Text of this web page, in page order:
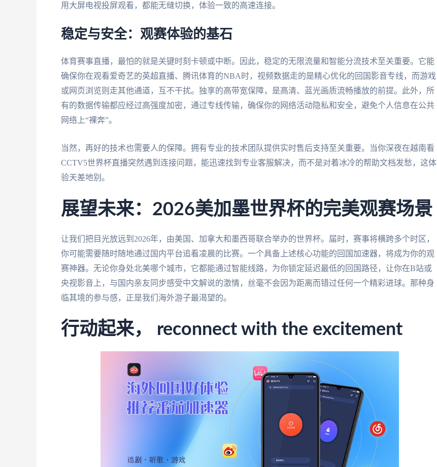
用大屏电视投屏观看，都能无缝切换，体验一致的高速连接。
稳定与安全：观赛体验的基石
体育赛事直播，最怕的就是关键时刻卡顿或中断。因此，稳定的无限流量和智能分流技术至关重要。它能
确保你在观看爱奇艺的英超直播、腾讯体育的NBA时，视频数据走的是精心优化的回国影音专线，而游戏
或网页浏览则走其他通道，互不干扰。独享的高带宽保障，是高清、蓝光画质流畅播放的前提。此外，所
有的数据传输都应经过高强度加密，通过专线传输，确保你的网络活动隐私和安全，避免个人信息在公共
网络上“裸奔”。
当然，再好的技术也需要人的保障。拥有专业的技术团队提供实时售后支持至关重要。当你深夜在越南看
CCTV5世界杯直播突然遇到连接问题，能迅速找到专业客服解决，而不是对着冰冷的帮助文档发愁，这体
验天差地别。
展望未来：2026美加墨世界杯的完美观赛场景
让我们把目光放远到2026年，由美国、加拿大和墨西哥联合举办的世界杯。届时，赛事将横跨多个时区，
你可能需要随时随地通过国内平台追看凌晨的比赛。一个具备上述核心功能的回国加速器，将成为你的观
赛神器。无论你身处北美哪个城市，它都能通过智能线路，为你锁定延迟最低的回国路径，让你在B站或
央视影音上，与国内亲友同步感受中文解说的激情，丝毫不会因为距离而错过任何一个精彩进球。那种身
临其境的参与感，正是我们海外游子最渴望的。
行动起来， reconnect with the excitement